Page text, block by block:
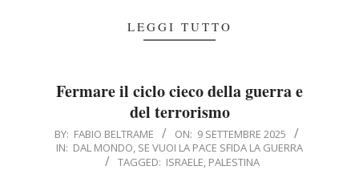
LEGGI TUTTO
Fermare il ciclo cieco della guerra e
del terrorismo
2025-
09-
BY: FABIO BELTRAME ON: 9 SETTEMBRE 2025
IN: DAL MONDO, SE VUOI LA PACE SFIDA LA GUERRA
TAGGED: ISRAELE, PALESTINA